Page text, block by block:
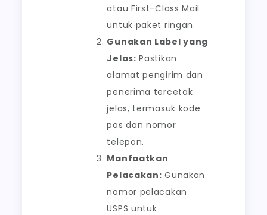
atau First-Class Mail
untuk paket ringan.
Gunakan Label yang
Jelas: Pastikan
alamat pengirim dan
penerima tercetak
jelas, termasuk kode
pos dan nomor
telepon.
Manfaatkan
Pelacakan: Gunakan
nomor pelacakan
USPS untuk